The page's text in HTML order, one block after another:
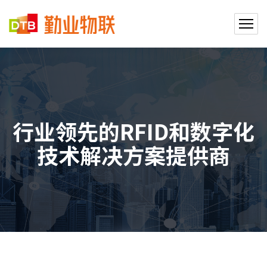
行业领先的RFID和数字化
技术解决方案提供商